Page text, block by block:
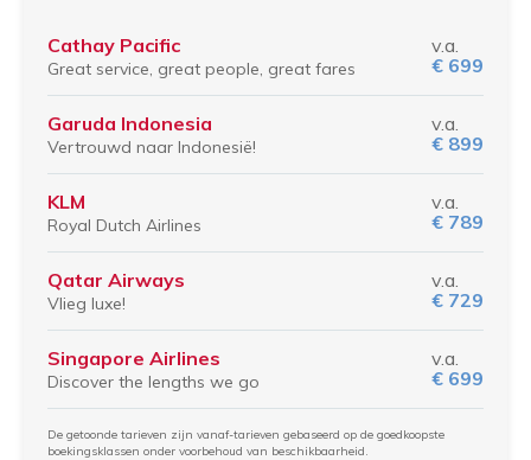
Cathay Pacific
Great service, great people, great fares
v.a.
€ 699
Garuda Indonesia
Vertrouwd naar Indonesië!
v.a.
€ 899
KLM
Royal Dutch Airlines
v.a.
€ 789
Qatar Airways
Vlieg luxe!
v.a.
€ 729
Singapore Airlines
Discover the lengths we go
v.a.
€ 699
De getoonde tarieven zijn vanaf-tarieven gebaseerd op de goedkoopste
boekingsklassen onder voorbehoud van beschikbaarheid.